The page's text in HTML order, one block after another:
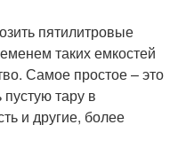
пятилитровые
таких емкостей
Самое простое – это
тару в
и другие, более